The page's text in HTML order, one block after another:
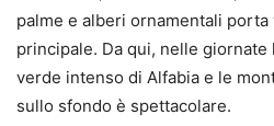
palme e alberi ornamentali
principale. Da qui, nelle
verde intenso di Alfabia e le
sullo sfondo è spettacolare.